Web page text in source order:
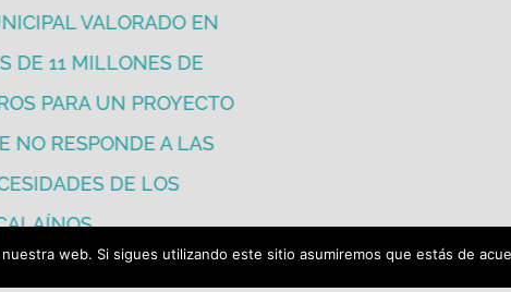
VALORADO EN
DE 11 MILLONES DE
PARA UN PROYECTO
NO RESPONDE A LAS
DE LOS
2026web. Si sigues utilizando este sitio asumiremos que estás de